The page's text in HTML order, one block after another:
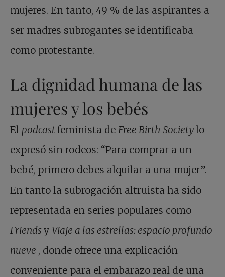
mujeres. En tanto, 49 % de las aspirantes a
ser madres subrogantes se identificaba
como protestante.
La dignidad humana de las
mujeres y los bebés
El podcastfeminista de Free Birth Societylo
expresó sin rodeos: “Para comprar a un
bebé, primero debes alquilar a una mujer”.
En tanto la subrogación altruista ha sido
representada en series populares como
Friends y Viaje a las estrellas: espacio profundo
nueve , donde ofrece una explicación
conveniente para el embarazo real de una